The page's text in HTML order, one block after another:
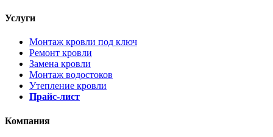
Услуги
Монтаж кровли под ключ
Ремонт кровли
Замена кровли
Монтаж водостоков
Утепление кровли
Прайс-лист
Компания